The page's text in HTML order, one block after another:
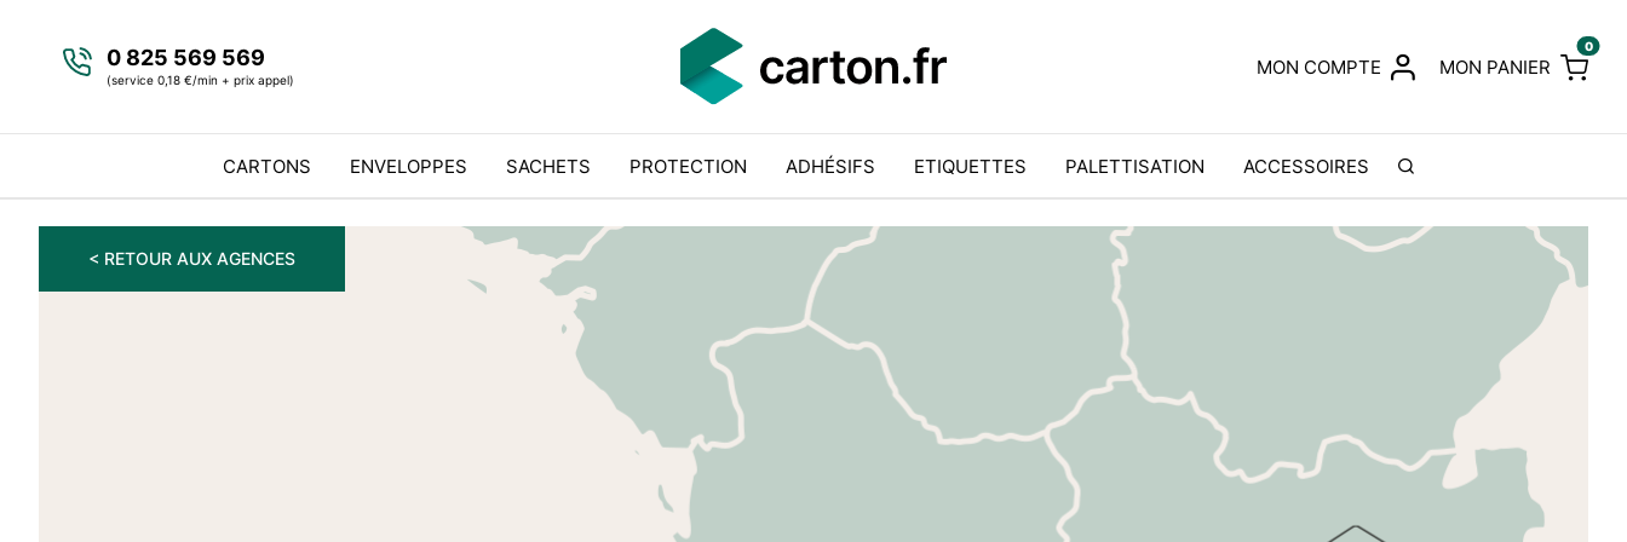
0 825 569 569
(service 0,18 €/min + prix appel)
MON COMPTE MON PANIER
0
CARTONS ENVELOPPES SACHETS PROTECTION ADHÉSIFS ETIQUETTES PALETTISATION ACCESSOIRES
< RETOUR AUX AGENCES